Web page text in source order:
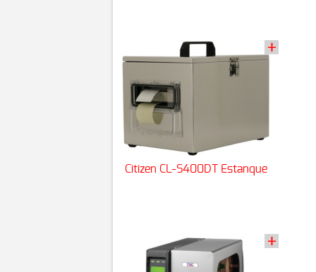
Citizen CL-S400DT Estanque